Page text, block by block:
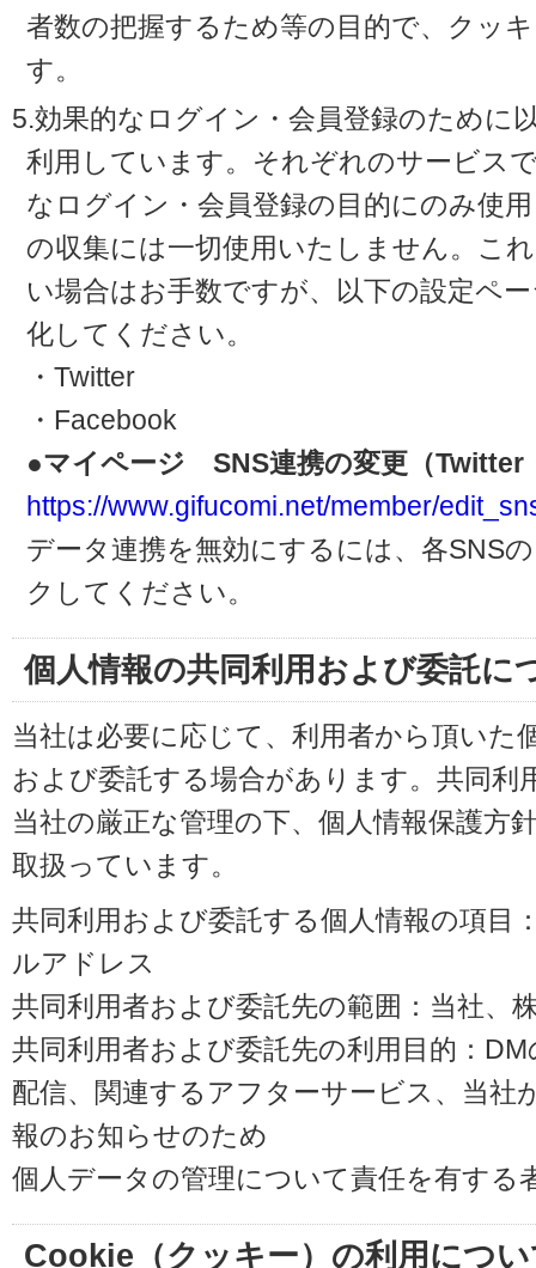
者数の把握するため等の目的で、クッ
す。
5.効果的なログイン・会員登録のために
利用しています。それぞれのサービス
なログイン・会員登録の目的にのみ使
の収集には一切使用いたしません。こ
い場合はお手数ですが、以下の設定ペ
化してください。
・Twitter
・Facebook
●マイページ SNS連携の変更（Twitter
https://www.gifucomi.net/member/
データ連携を無効にするには、各SNS
クしてください。
個人情報の共同利用および委託に
当社は必要に応じて、利用者から頂いた
および委託する場合があります。共同利
当社の厳正な管理の下、個人情報保護方
取扱っています。
共同利用および委託する個人情報の項目
ルアドレス
共同利用者および委託先の範囲：当社、
共同利用者および委託先の利用目的：
配信、関連するアフターサービス、当社
報のお知らせのため
個人データの管理について責任を有する
Cookie（クッキー）の利用につ